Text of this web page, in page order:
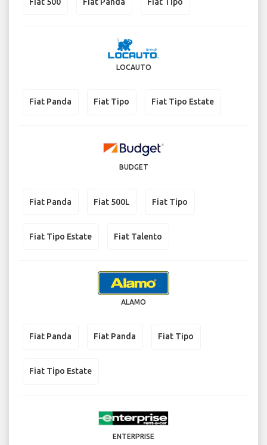
LOCAUTO
Fiat Panda Fiat Tipo Fiat Tipo Estate
BUDGET
Fiat Panda Fiat 500L Fiat Tipo
Fiat Tipo Estate Fiat Talento
ALAMO
Fiat Panda Fiat Panda Fiat Tipo
Fiat Tipo Estate
ENTERPRISE